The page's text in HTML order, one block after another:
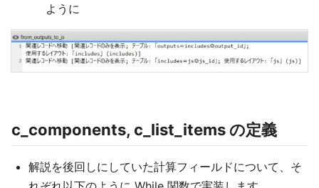
ように
c_components, c_list_items の定義
解説を後回しにしていた計算フィールドについて、そ